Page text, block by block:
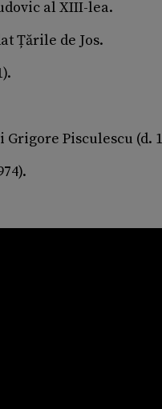
al XIII-lea.
Țările de Jos.
Pisculescu (d.